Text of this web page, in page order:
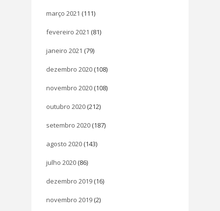
março 2021 (111)
fevereiro 2021 (81)
janeiro 2021 (79)
dezembro 2020 (108)
novembro 2020 (108)
outubro 2020 (212)
setembro 2020 (187)
agosto 2020 (143)
julho 2020 (86)
dezembro 2019 (16)
novembro 2019 (2)